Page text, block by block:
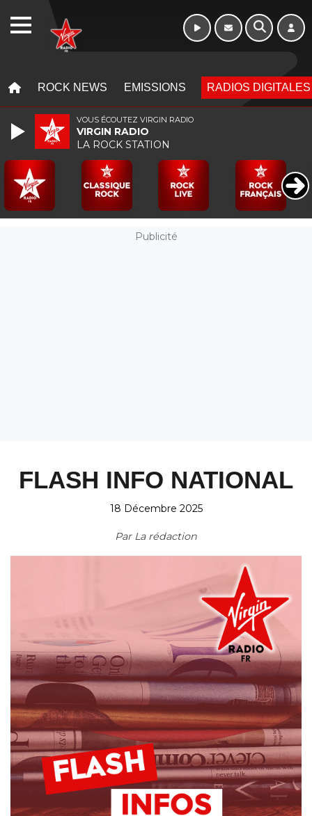
ROCK NEWS EMISSIONS RADIOS DIGITALES
Publicité
FLASH INFO NATIONAL
18 Décembre 2025
Par La rédaction
VOUS ÉCOUTEZ VIRGIN RADIO
VIRGIN RADIO
LA ROCK STATION
WEBRADIO 16h - 20h